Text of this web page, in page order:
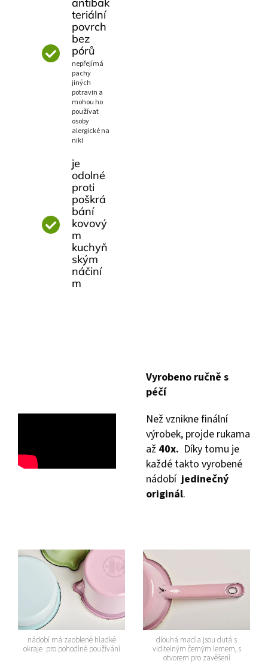
teriální
povrch
bez
pórů
nepřejímá
pachy
jiných
potravin a
mohou ho
používat
osoby
alergické na
nikl
je
odolné
proti
poškrá
bání
kovový
m
kuchyň
ským
náčiní
m
Vyrobeno ručně s
péčí
Než vznikne finální
výrobek, projde rukama
až 40x. Díky tomu je
každé takto vyrobené
nádobí jedinečný
originál.
nádobí má zaoblené hladké
okraje pro pohodlné používání
dlouhá madla jsou dutá s
viditelným černým lemem, s
otvorem pro zavěšení